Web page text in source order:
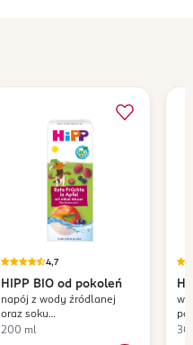
4,7
HIPP BIO od pokoleń
napój z wody źródlanej
oraz soku
wieloowocowego, po 1. roku
200 ml
po
30